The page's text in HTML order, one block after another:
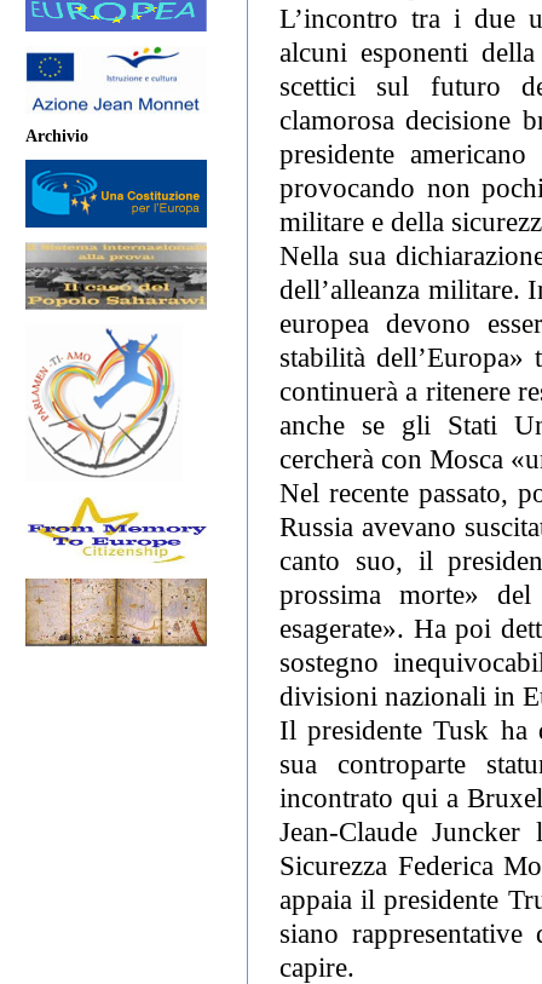
Archivio
L’incontro tra i due
alcuni esponenti
scettici sul futuro
clamorosa decisione
presidente
provocando non
militare e della
Nella sua
dell’alleanza militare.
europea devono
stabilità dell’Europa»
continuerà a ritenere
anche se gli Stati
cercherà con Mosca
Nel recente passato,
Russia avevano
canto suo, il
prossima morte» del
esagerate». Ha poi
sostegno
divisioni nazionali in
Il presidente Tusk ha
sua controparte
incontrato qui a
Jean-Claude
Sicurezza Federica
appaia il presidente
siano
capire.